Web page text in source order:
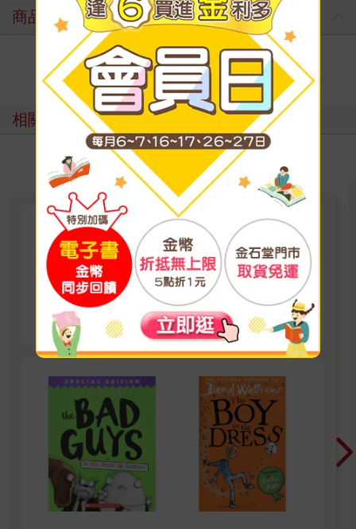
商品評價
寫評價
相關主題
父母最愛買的橋樑書
爸媽一致推薦，孩子最愛的英文橋樑書 讓英文閱
讀變輕鬆：好玩故事，輕鬆進階
看更多